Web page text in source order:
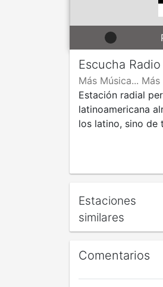
Escucha
Más Música... Más
Estación radial
latinoamericana
los latino, sino de
Estaciones
similares
Comentarios